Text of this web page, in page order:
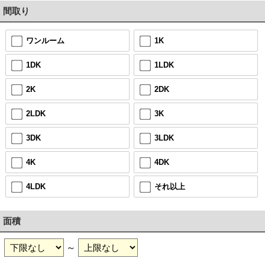
間取り
ワンルーム 1K
1DK 1LDK
2K 2DK
2LDK 3K
3DK 3LDK
4K 4DK
4LDK それ以上
面積
～